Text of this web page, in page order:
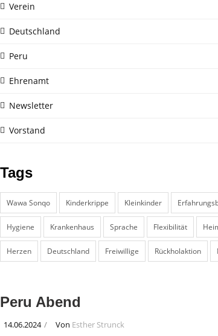
Verein
Deutschland
Peru
Ehrenamt
Newsletter
Vorstand
Tags
Wawa Sonqo Kinderkrippe Kleinkinder
Hygiene Krankenhaus Sprache Flexibilität
Herzen Deutschland Freiwillige Rückholaktion
Peru Abend
14.06.2024 Von Esther Strunck